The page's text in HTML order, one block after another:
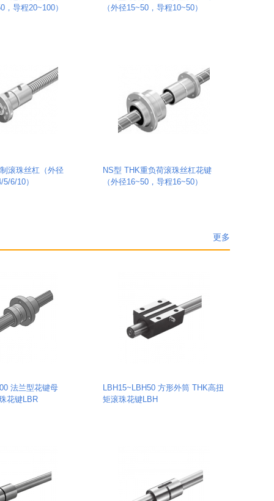
，导程20~100）
（外径15~50，导程10~50）
滚珠丝杠（外径
6/10）
NS型 THK重负荷滚珠丝杠花键
（外径16~50，导程16~50）
更多
法兰型花键母
花键LBR
LBH15~LBH50 方形外筒 THK高扭
矩滚珠花键LBH